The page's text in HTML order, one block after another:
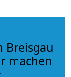
Breisgau
machen